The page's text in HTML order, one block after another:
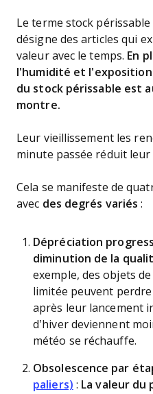
Le terme stock
désigne des articles qui
valeur avec le temps. En
l'humidité et
du stock périssable est
montre.
Leur vieillissement les
minute passée réduit leur
Cela se manifeste de
avec des degrés variés :
Dépréciation
diminution de la
exemple, des objets
limitée peuvent
après leur lancement
d’hiver deviennent
météo se réchauffe.
Obsolescence par
paliers) : La valeur